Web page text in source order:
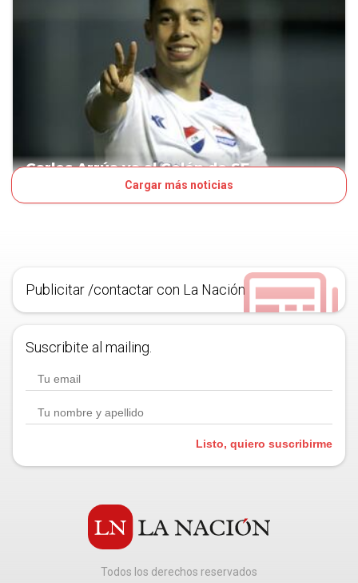
Carlos Arrúa va al Colón de SF
Cargar más noticias
Publicitar /contactar con La Nación
Suscribite al mailing.
Listo, quiero suscribirme
Todos los derechos reservados